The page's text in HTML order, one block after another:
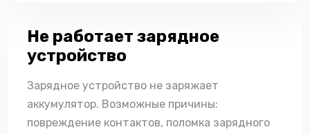
Не работает зарядное
устройство
Зарядное устройство не заряжает
аккумулятор. Возможные причины:
повреждение контактов, поломка зарядного